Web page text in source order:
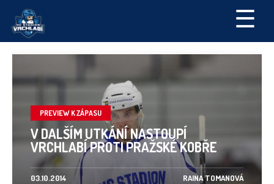
☰
PREVIEW K ZÁPASU
V DALŠÍM UTKÁNÍ NASTOUPÍ
VRCHLABÍ PROTI PRAŽSKÉ KOBŘE
03.10.2014 RAINA TOMANOVÁ